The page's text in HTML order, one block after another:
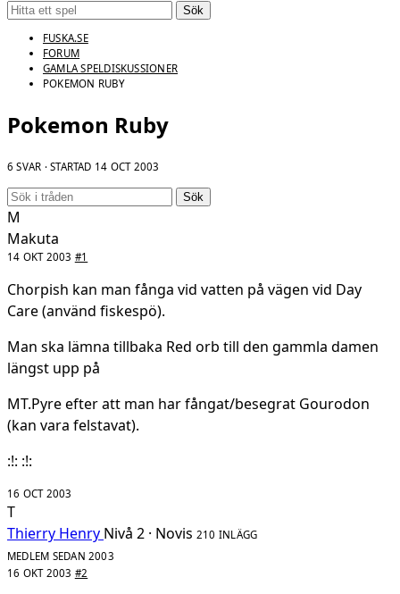
Sök
FUSKA.SE
FORUM
GAMLA SPELDISKUSSIONER
POKEMON RUBY
Pokemon Ruby
6 SVAR · STARTAD 14 OCT 2003
Sök
M
Makuta
14 OKT 2003 #1
Chorpish kan man fånga vid vatten på vägen vid Day
Care (använd fiskespö).
Man ska lämna tillbaka Red orb till den gammla damen
längst upp på
MT.Pyre efter att man har fångat/besegrat Gourodon
(kan vara felstavat).
:!: :!:
16 OCT 2003
T
Thierry Henry Nivå 2 · Novis 210 INLÄGG
MEDLEM SEDAN 2003
16 OKT 2003 #2